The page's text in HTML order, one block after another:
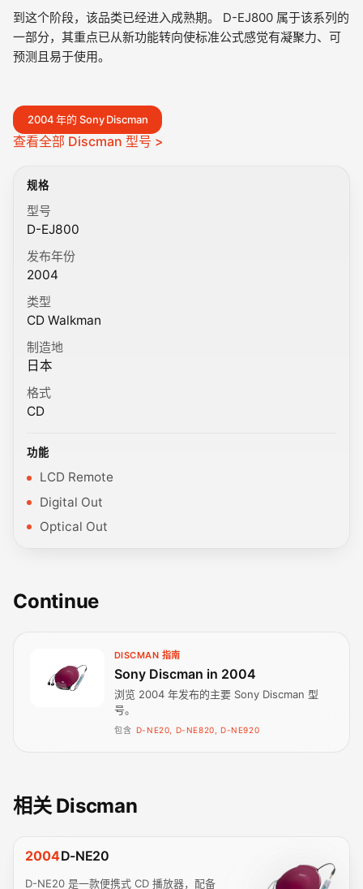
到这个阶段，该品类已经进入成熟期。 D-EJ800 属于该系列的
一部分，其重点已从新功能转向使标准公式感觉有凝聚力、可
预测且易于使用。
2004 年的 Sony Discman
查看全部 Discman 型号 >
规格
型号
D-EJ800
发布年份
2004
类型
CD Walkman
制造地
日本
格式
CD
功能
LCD Remote
Digital Out
Optical Out
Continue
DISCMAN 指南
Sony Discman in 2004
浏览 2004 年发布的主要 Sony Discman 型
号。
包含 D-NE20, D-NE820, D-NE920
相关 Discman
2004D-NE20
D-NE20 是一款便携式 CD 播放器，配备